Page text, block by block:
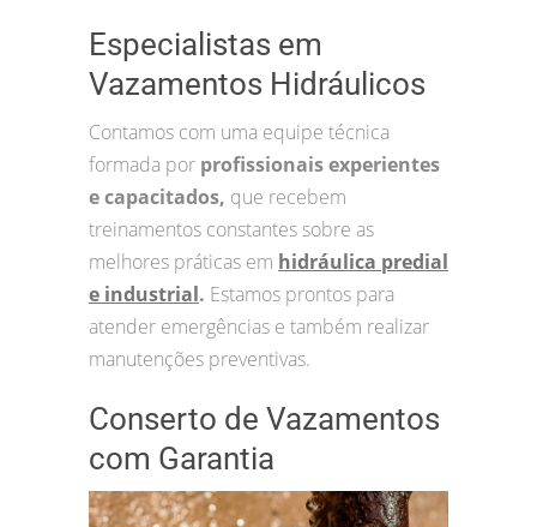
Especialistas em
Vazamentos Hidráulicos
Contamos com uma equipe técnica
formada por profissionais experientes
e capacitados, que recebem
treinamentos constantes sobre as
melhores práticas em hidráulica predial
e industrial. Estamos prontos para
atender emergências e também realizar
manutenções preventivas.
Conserto de Vazamentos
com Garantia